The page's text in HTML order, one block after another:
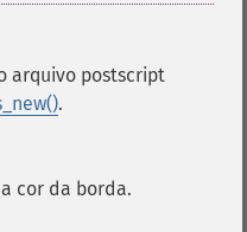
arquivo postscript
.
cor da borda.